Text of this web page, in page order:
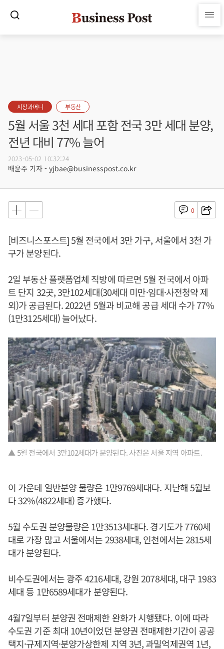
시장과머니 부동산
5월 서울 3천 세대 포함 전국 3만 세대 분양,
전년 대비 77% 늘어
2023-05-02 10:32:24
배윤주 기자 - yjbae@businesspost.co.kr
0
[비즈니스포스트] 5월 전국에서 3만 가구, 서울에서 3천 가
구가 분양된다.
2일 부동산 플랫폼업체 직방에 따르면 5월 전국에서 아파
트 단지 32곳, 3만102세대(30세대 미만·임대·사전청약 제
외)가 공급된다. 2022년 5월과 비교해 공급 세대 수가 77%
(1만3125세대) 늘어났다.
▲ 5월 전국에서 3만102세대가 분양된다. 사진은 서울 지역 아파트.
이 가운데 일반분양 물량은 1만9769세대다. 지난해 5월보
다 32%(4822세대) 증가했다.
5월 수도권 분양물량은 1만3513세대다. 경기도가 7760세
대로 가장 많고 서울에서는 2938세대, 인천에서는 2815세
대가 분양된다.
비수도권에서는 광주 4216세대, 강원 2078세대, 대구 1983
세대 등 1만6589세대가 분양된다.
4월7일부터 분양권 전매제한 완화가 시행됐다. 이에 따라
수도권 기준 최대 10년이었던 분양권 전매제한기간이 공공
택지·규제지역·분양가상한제 지역 3년, 과밀억제권역 1년,